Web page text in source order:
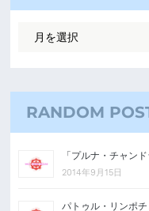
RANDOM
「プルナ・チャン
2014年9月15日
パトゥル・リンポ